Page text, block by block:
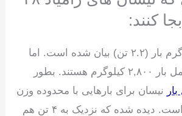
کنند:
وزن تا ۲,۲۰۰ کیلوگرم بار (۲.۲ تن) بیان شده است. اما
در واقع قادر به حمل بار ۲,۸۰۰ کیلوگرم هستند. بطور
نیسان برای بارهایی با محدوده وزن
۱ تا ۲ تن مناسب است. دیده شده که نزدیک به ۴ تن هم